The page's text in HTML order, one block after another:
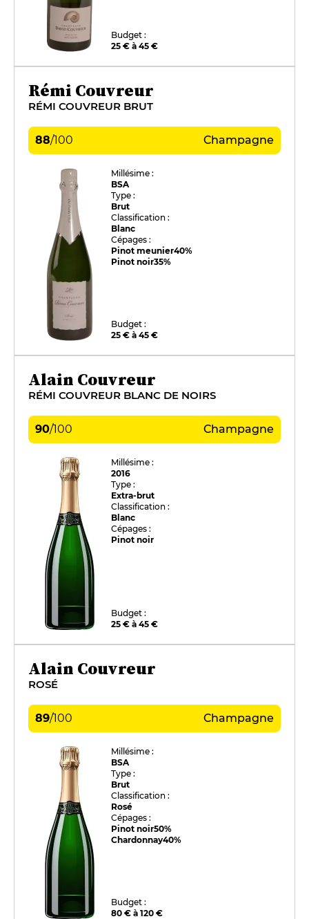
Budget :
25 € à 45 €
Rémi Couvreur
RÉMI COUVREUR BRUT
88/100 Champagne
Millésime :
BSA
Type :
Brut
Classification :
Blanc
Cépages :
Pinot meunier40%
Pinot noir35%
Budget :
25 € à 45 €
Alain Couvreur
RÉMI COUVREUR BLANC DE NOIRS
90/100 Champagne
Millésime :
2016
Type :
Extra-brut
Classification :
Blanc
Cépages :
Pinot noir
Budget :
25 € à 45 €
Alain Couvreur
ROSÉ
89/100 Champagne
Millésime :
BSA
Type :
Brut
Classification :
Rosé
Cépages :
Pinot noir50%
Chardonnay40%
Budget :
80 € à 120 €